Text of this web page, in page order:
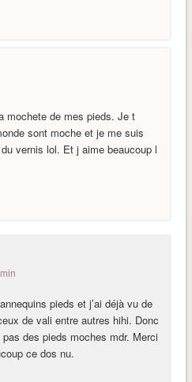
mochete de mes pieds. Je t
sont moche et je me suis
vernis lol. Et j aime beaucoup l
pieds et j’ai déjà vu de
de vali entre autres hihi. Donc
pas des pieds moches mdr. Merci
ce dos nu.